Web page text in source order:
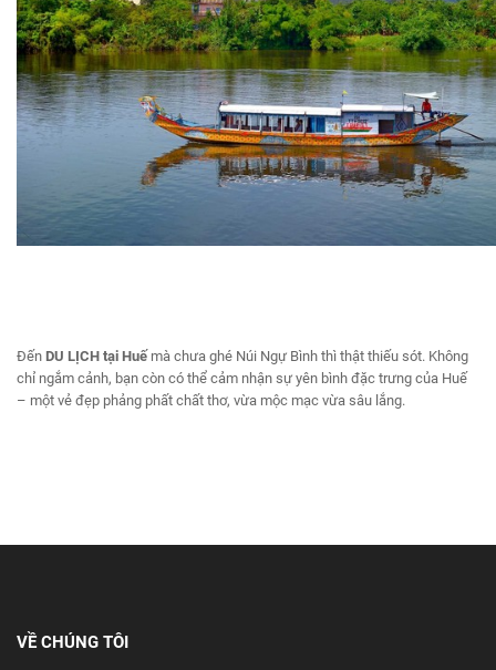
Đến DU LỊCH tại Huếmà chưa ghé Núi Ngự Bình thì thật thiếu sót. Không
chỉ ngắm cảnh, bạn còn có thể cảm nhận sự yên bình đặc trưng của Huế
– một vẻ đẹp phảng phất chất thơ, vừa mộc mạc vừa sâu lắng.
VỀ CHÚNG TÔI